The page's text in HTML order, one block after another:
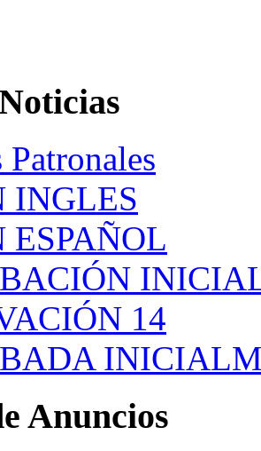
Patronales
INGLES
14
Anuncios